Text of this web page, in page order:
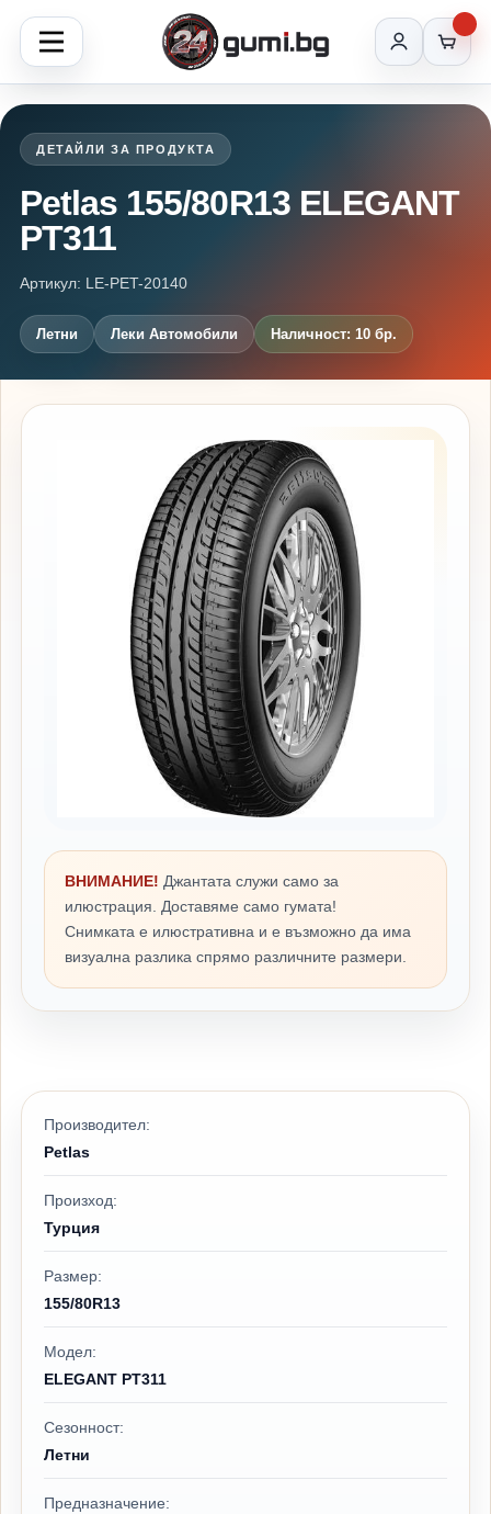
ДЕТАЙЛИ ЗА ПРОДУКТА
Petlas 155/80R13 ELEGANT
PT311
Артикул: LE-PET-20140
Летни Леки Автомобили Наличност: 10 бр.
ВНИМАНИЕ! Джантата служи само за
илюстрация. Доставяме само гумата!
Снимката е илюстративна и е възможно да има
визуална разлика спрямо различните размери.
Производител:
Petlas
Произход:
Турция
Размер:
155/80R13
Модел:
ELEGANT PT311
Сезонност:
Летни
Предназначение: